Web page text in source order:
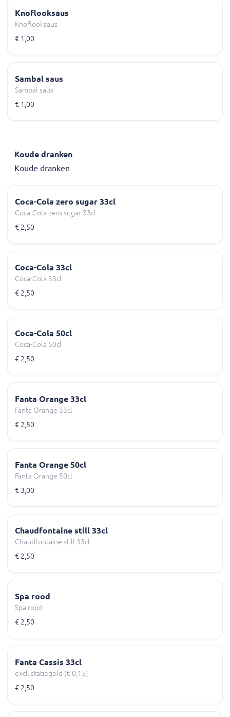
Knoflooksaus
Knoflooksaus
€ 1,00
Sambal saus
Sambal saus
€ 1,00
Koude dranken
Koude dranken
Coca-Cola zero sugar 33cl
Coca-Cola zero sugar 33cl
€ 2,50
Coca-Cola 33cl
Coca-Cola 33cl
€ 2,50
Coca-Cola 50cl
Coca-Cola 50cl
€ 2,50
Fanta Orange 33cl
Fanta Orange 33cl
€ 2,50
Fanta Orange 50cl
Fanta Orange 50cl
€ 3,00
Chaudfontaine still 33cl
Chaudfontaine still 33cl
€ 2,50
Spa rood
Spa rood
€ 2,50
Fanta Cassis 33cl
excl. statiegeld (€ 0,15)
€ 2,50